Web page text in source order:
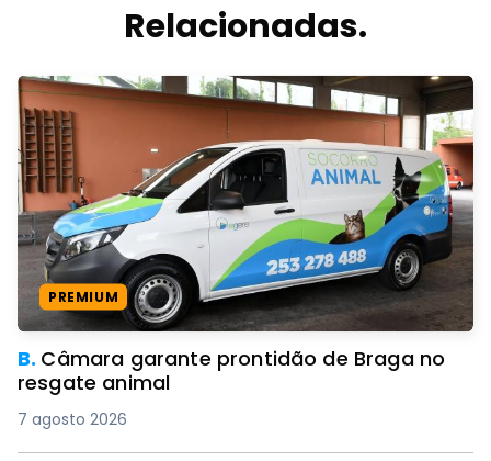
Relacionadas.
PREMIUM
B. Câmara garante prontidão de Braga no
resgate animal
7 agosto 2026